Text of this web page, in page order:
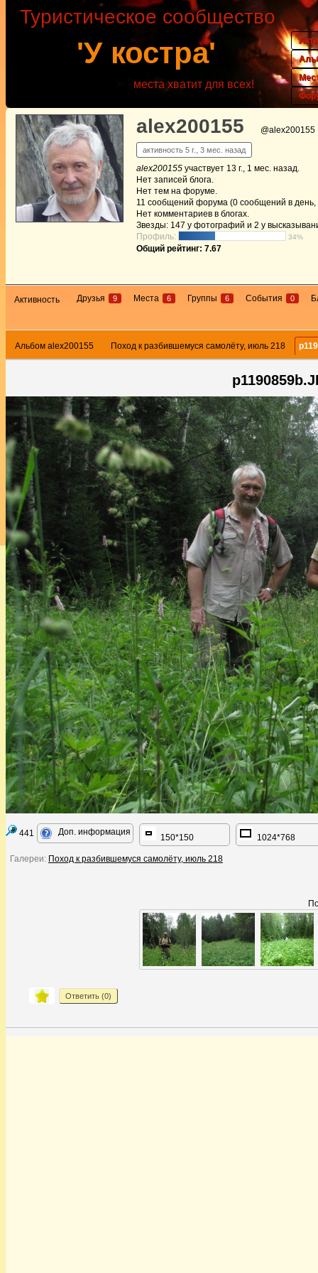
'У костра'
Туристическое сообщество
места хватит для всех!
alex200155 @alex200155
активность 5 г., 3 мес. назад
alex200155 участвует 13 г., 1 мес. назад.
Нет записей блога.
Нет тем на форуме.
11 сообщений форума (0 сообщений в день,
Нет комментариев в блогах.
Звезды: 147 у фотографий и 2 у
Профиль:
34%
Общий рейтинг: 7.67
Активность Друзья 9 Места 6 Группы 6 События 0
Альбом alex200155 Поход к разбившемуся самолёту, июль 218
441 Доп. информация
150*150 1024*768
Галереи: Поход к разбившемуся самолёту, июль 218
Ответить (0)